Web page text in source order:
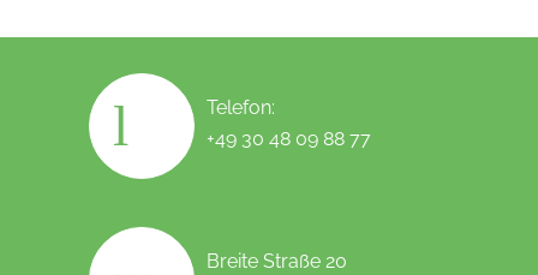
Telefon:
+49 30 48 09 88 77
Breite Straße 20